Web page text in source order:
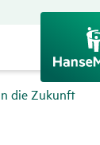
die Zukunft